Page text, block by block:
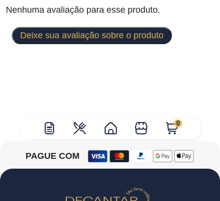
0
Nenhuma avaliação para esse produto.
Deixe sua avaliação sobre o produto
PAGUE COM